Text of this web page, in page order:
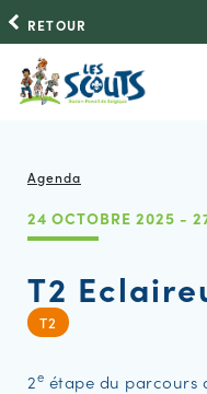
RETOUR
Agenda
24 OCTOBRE 2025 -
T2
T2
2e étape du parcours